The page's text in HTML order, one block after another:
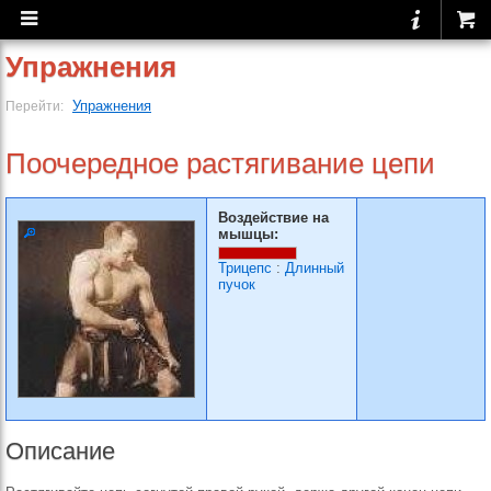
Упражнения
Перейти: Упражнения
Поочередное растягива­ние цепи
Воздействие на
мышцы:
Трицепс : Длинный
пучок
Описание